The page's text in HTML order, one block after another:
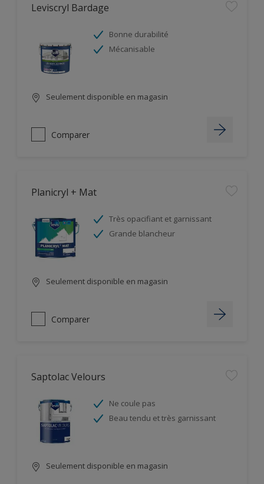
Leviscryl Bardage
Bonne durabilité
Mécanisable
Seulement disponible en magasin
Comparer
Planicryl + Mat
Très opacifiant et garnissant
Grande blancheur
Seulement disponible en magasin
Comparer
Saptolac Velours
Ne coule pas
Beau tendu et très garnissant
Seulement disponible en magasin